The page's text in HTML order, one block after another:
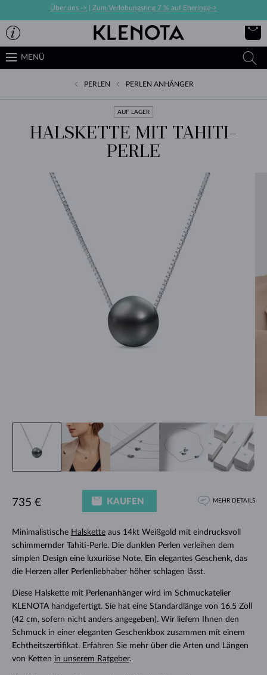
Über uns -> Zum Verlobungsring 7 % auf Eheringe->
MENÜ
PERLEN PERLEN ANHÄNGER
AUF LAGER
HALSKETTE MIT TAHITI-
PERLE
Minimalistische Halsketteaus 14kt Weißgold mit eindrucksvoll
schimmernder Tahiti-Perle. Die dunklen Perlen verleihen dem
simplen Design eine luxuriöse Note. Ein elegantes Geschenk, das
die Herzen aller Perlenliebhaber höher schlagen lässt.
Diese Halskette mit Perlenanhänger wird im Schmuckatelier
KLENOTA handgefertigt. Sie hat eine Standardlänge von 16,5 Zoll
(42 cm, sofern nicht anders angegeben). Wir liefern Ihnen den
Schmuck in einer eleganten Geschenkbox zusammen mit einem
Echtheitszertifikat. Erfahren Sie mehr über die Arten und Längen
von Ketten in unserem Ratgeber.
735 € KAUFEN MEHR DETAILS